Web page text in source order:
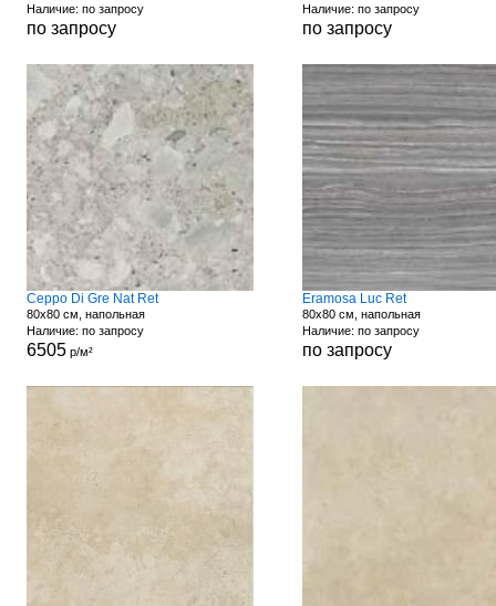
Наличие: по запросу
по запросу
Наличие: по запросу
по запросу
Ceppo Di Gre Nat Ret
80x80 см, напольная
Наличие: по запросу
6505р/м²
Eramosa Luc Ret
80x80 см, напольная
Наличие: по запросу
по запросу